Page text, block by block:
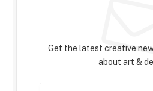
Get the latest creative
about art &